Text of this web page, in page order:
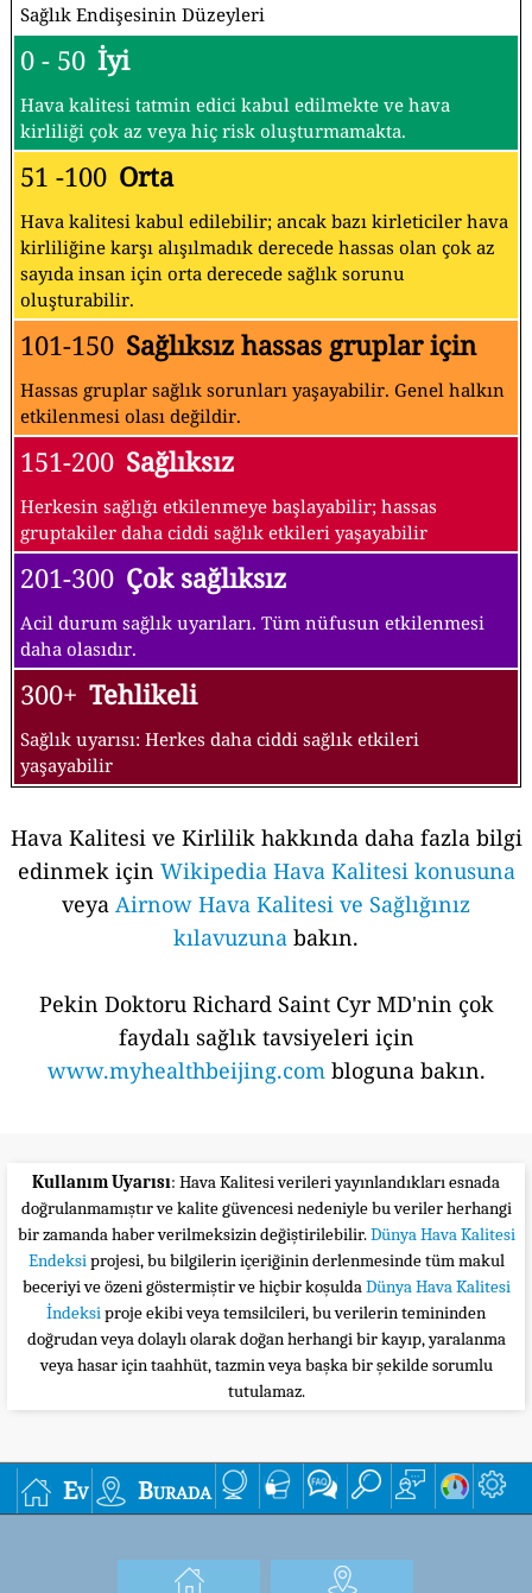
Sağlık Endişesinin Düzeyleri
0 - 50 İyi
Hava kalitesi tatmin edici kabul edilmekte ve hava
kirliliği çok az veya hiç risk oluşturmamakta.
51 -100 Orta
Hava kalitesi kabul edilebilir; ancak bazı kirleticiler hava
kirliliğine karşı alışılmadık derecede hassas olan çok az
sayıda insan için orta derecede sağlık sorunu
oluşturabilir.
101-150 Sağlıksız hassas gruplar için
Hassas gruplar sağlık sorunları yaşayabilir. Genel halkın
etkilenmesi olası değildir.
151-200 Sağlıksız
Herkesin sağlığı etkilenmeye başlayabilir; hassas
gruptakiler daha ciddi sağlık etkileri yaşayabilir
201-300 Çok sağlıksız
Acil durum sağlık uyarıları. Tüm nüfusun etkilenmesi
daha olasıdır.
300+ Tehlikeli
Sağlık uyarısı: Herkes daha ciddi sağlık etkileri
yaşayabilir
Hava Kalitesi ve Kirlilik hakkında daha fazla bilgi
edinmek için Wikipedia Hava Kalitesi konusuna
veya Airnow Hava Kalitesi ve Sağlığınız
kılavuzuna bakın.
Pekin Doktoru Richard Saint Cyr MD'nin çok
faydalı sağlık tavsiyeleri için
www.myhealthbeijing.combloguna bakın.
Kullanım Uyarısı: Hava Kalitesi verileri yayınlandıkları esnada
doğrulanmamıştır ve kalite güvencesi nedeniyle bu veriler herhangi
bir zamanda haber verilmeksizin değiştirilebilir.Dünya Hava Kalitesi
Endeksiprojesi, bu bilgilerin içeriğinin derlenmesinde tüm makul
beceriyi ve özeni göstermiştir ve hiçbir koşuldaDünya Hava Kalitesi
İndeksiproje ekibi veya temsilcileri, bu verilerin temininden
doğrudan veya dolaylı olarak doğan herhangi bir kayıp, yaralanma
veya hasar için taahhüt, tazmin veya başka bir şekilde sorumlu
tutulamaz.
Ev Burada